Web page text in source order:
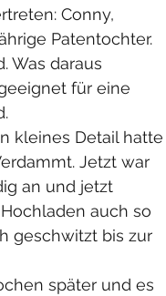
Conny,
Patentochter.
Was daraus
für eine
kleines Detail hatte
Jetzt war
an und jetzt
auch so
geschwitzt bis zur
später und es